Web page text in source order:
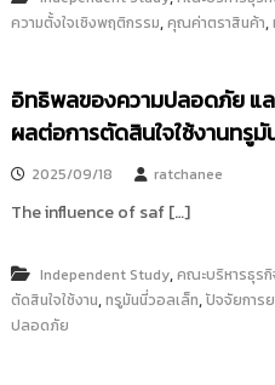
ความตั้งใจเชิงพฤติกรรม,คุณค่าตราสินค้า,
อิทธิพลของความปลอดภัย แล
ผลต่อการตัดสินใจใช้งานทรูมั
2025/09/18 ratchanee
The influence of saf […]
Independent Study,คณะบริหารธุร
ตัดสินใจใช้งาน,ทรูมันนี่วอลเล็ท,ปัจจัยการ
ปลอดภัย